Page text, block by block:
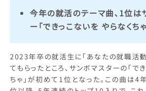
今年の就活のテーマ曲、1位は
ー「できっこないを やらなくちゃ
2023年卒の就活生に「あなたの就職活
てもらったところ、サンボマスターの「で
ちゃ」が初めて1位となった。この曲は4